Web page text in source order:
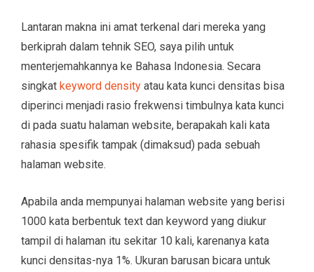
Lantaran makna ini amat terkenal dari mereka yang
berkiprah dalam tehnik SEO, saya pilih untuk
menterjemahkannya ke Bahasa Indonesia. Secara
singkat keyword density atau kata kunci densitas bisa
diperinci menjadi rasio frekwensi timbulnya kata kunci
di pada suatu halaman website, berapakah kali kata
rahasia spesifik tampak (dimaksud) pada sebuah
halaman website.
Apabila anda mempunyai halaman website yang berisi
1000 kata berbentuk text dan keyword yang diukur
tampil di halaman itu sekitar 10 kali, karenanya kata
kunci densitas-nya 1%. Ukuran barusan bicara untuk